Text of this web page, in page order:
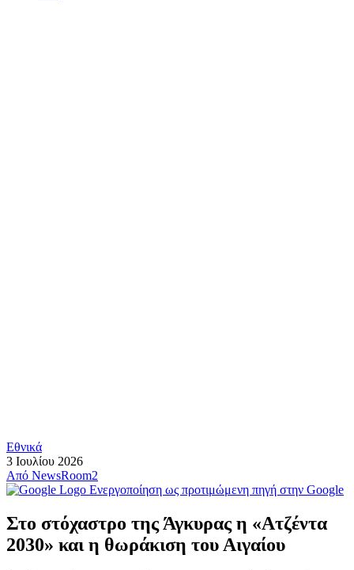
Εθνικά
3 Ιουλίου 2026
Από NewsRoom2
Ενεργοποίηση ως προτιμώμενη πηγή στην Google
Στο στόχαστρο της Άγκυρας η «Ατζέντα
2030» και η θωράκιση του Αιγαίου